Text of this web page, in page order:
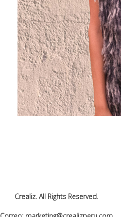
Crealiz. All Rights Reserved.